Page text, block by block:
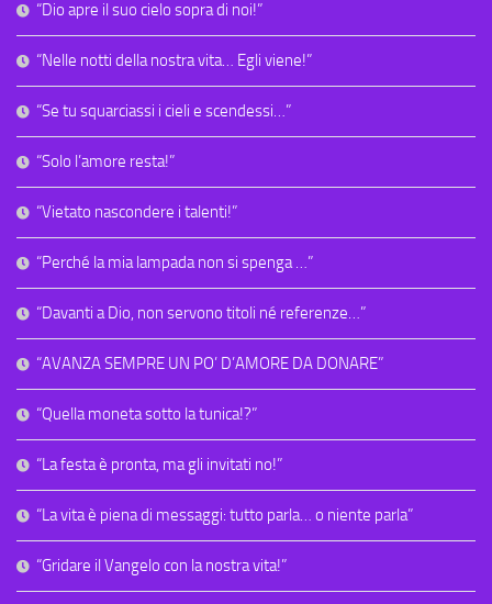
“Dio apre il suo cielo sopra di noi!”
“Nelle notti della nostra vita… Egli viene!”
“Se tu squarciassi i cieli e scendessi…”
“Solo l’amore resta!”
“Vietato nascondere i talenti!”
“Perché la mia lampada non si spenga …”
“Davanti a Dio, non servono titoli né referenze…”
“AVANZA SEMPRE UN PO’ D’AMORE DA DONARE”
“Quella moneta sotto la tunica!?”
“La festa è pronta, ma gli invitati no!”
“La vita è piena di messaggi: tutto parla… o niente parla”
“Gridare il Vangelo con la nostra vita!”